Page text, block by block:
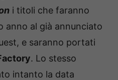
i titoli che faranno
anno al già annunciato
e saranno portati
. Lo stesso
intanto la data